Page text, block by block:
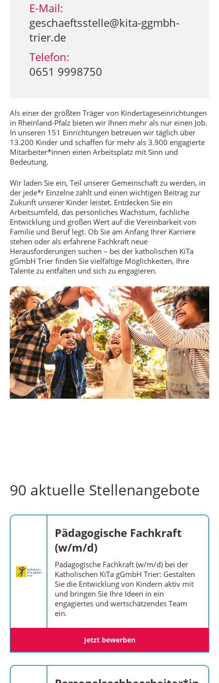
Als einer der größten Träger von Kindertageseinrichtungen
in Rheinland-Pfalz bieten wir Ihnen mehr als nur einen Job.
In unseren 151 Einrichtungen betreuen wir täglich über
13.200 Kinder und schaffen für mehr als 3.900 engagierte
Mitarbeiter*innen einen Arbeitsplatz mit Sinn und
Bedeutung.
Wir laden Sie ein, Teil unserer Gemeinschaft zu werden, in
der jede*r Einzelne zählt und einen wichtigen Beitrag zur
Zukunft unserer Kinder leistet. Entdecken Sie ein
Arbeitsumfeld, das persönliches Wachstum, fachliche
Entwicklung und großen Wert auf die Vereinbarkeit von
Familie und Beruf legt. Ob Sie am Anfang Ihrer Karriere
stehen oder als erfahrene Fachkraft neue
Herausforderungen suchen – bei der katholischen KiTa
gGmbH Trier finden Sie vielfältige Möglichkeiten, Ihre
Talente zu entfalten und sich zu engagieren.
E-Mail:
geschaeftsstelle@kita-ggmbh-
trier.de
Telefon:
0651 9998750
90 aktuelle Stellenangebote
Pädagogische Fachkraft
(w/m/d)
Pädagogische Fachkraft (w/m/d) bei der
Katholischen KiTa gGmbH Trier: Gestalten
Sie die Entwicklung von Kindern aktiv mit
und bringen Sie Ihre Ideen in ein
engagiertes und wertschätzendes Team
ein.
Jetzt bewerben